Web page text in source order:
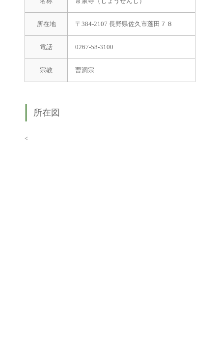
所在地 〒384-2107 長野県佐久市蓬田７８
電話 0267-58-3100
宗教 曹洞宗
所在図
<